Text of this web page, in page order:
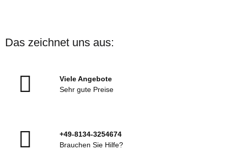
Verschiedene Motive
13,00 €*
Das zeichnet uns aus:
Viele Angebote
Sehr gute Preise
+49-8134-3254674
Brauchen Sie Hilfe?